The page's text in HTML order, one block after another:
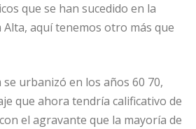
que se han sucedido en la
aquí tenemos otro más que
urbanizó en los años 60 70,
que ahora tendría calificativo de
el agravante que la mayoría de